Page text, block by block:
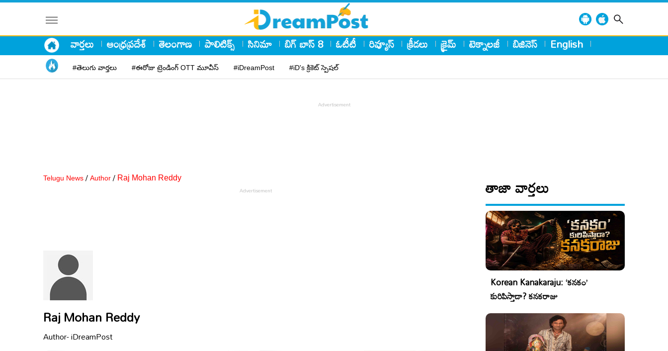
వార్తలు ఆంధ్రప్రదేశ్ తెలంగాణ పాలిటిక్స్ సినిమా బిగ్ బాస్ 8 ఓటీటీ రివ్యూస్ క్రీడలు క్రైమ్ టెక్నాలజీ బిజినెస్ English
#తెలుగు వార్తలు #ఈరోజు ట్రెండింగ్ OTT మూవీస్ #iDreamPost #iD's క్రికెట్ స్పెషల్
Telugu News / Author / Raj Mohan Reddy
Raj Mohan Reddy
Author- iDreamPost
తాజా వార్తలు
Korean Kanakaraju: ‘కనకం’
కురిపిస్తాడా? కనకరాజు